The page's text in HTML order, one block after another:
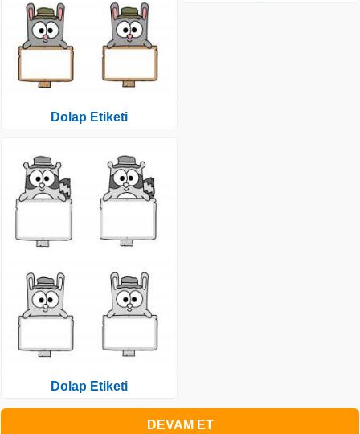
Dolap Etiketi
Dolap Etiketi
DEVAM ET